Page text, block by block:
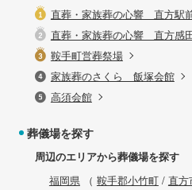
直葬・家族葬の心響 直方駅
直葬・家族葬の心響 直方感
鞍手町営葬祭場
家族葬のさくら 飯塚会館
高須会館
葬儀場を探す
周辺のエリアから葬儀場を探す
福岡県（ 鞍手郡小竹町/ 直方